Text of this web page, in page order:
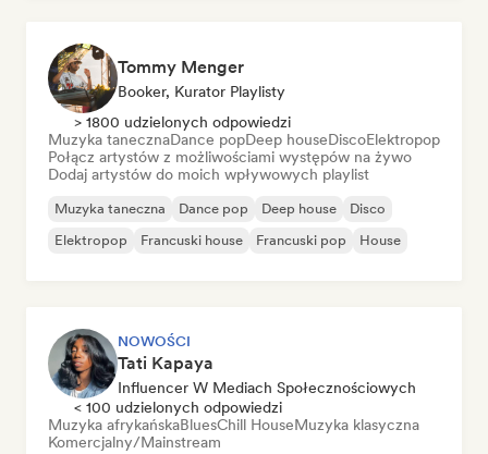
Tommy Menger
Booker, Kurator Playlisty
> 1800 udzielonych odpowiedzi
Muzyka tanecznaDance popDeep houseDiscoElektropop
Połącz artystów z możliwościami występów na żywo
Dodaj artystów do moich wpływowych playlist
Muzyka taneczna Dance pop Deep house
Disco
Elektropop
Francuski house Francuski pop House
NOWOŚCI
Tati Kapaya
Influencer W Mediach Społecznościowych
< 100 udzielonych odpowiedzi
Muzyka afrykańskaBluesChill HouseMuzyka klasyczna
Komercjalny/Mainstream